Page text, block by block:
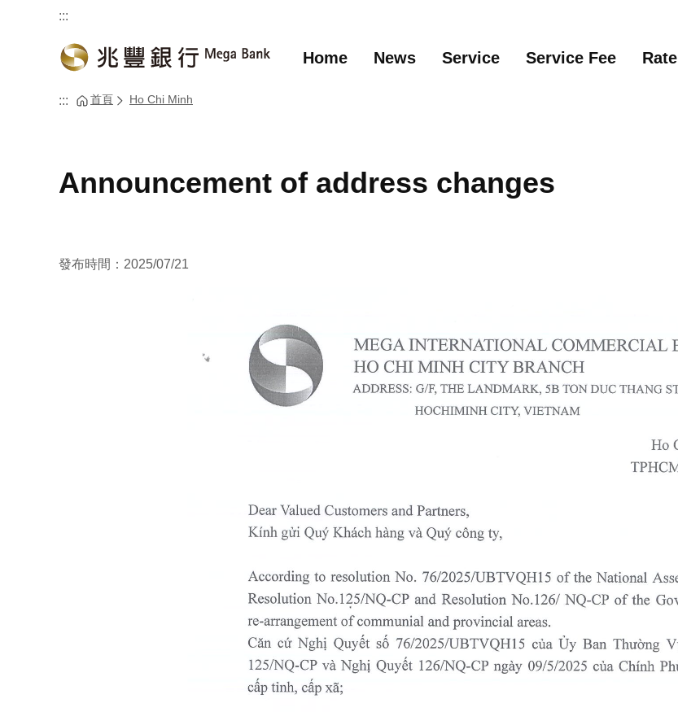
:::
Home News Service Service Fee Rate
::: 首頁 Ho Chi Minh
Announcement of address changes
發布時間：2025/07/21